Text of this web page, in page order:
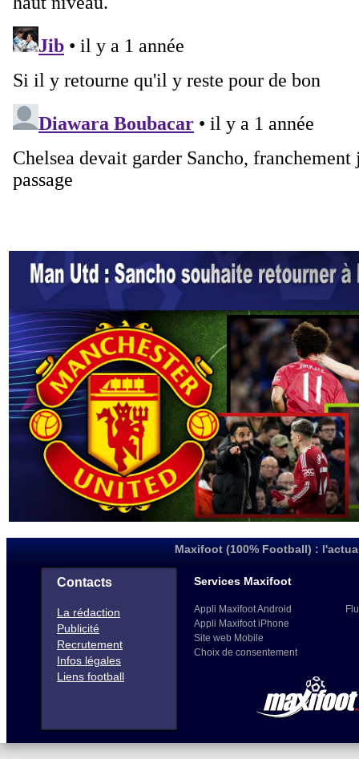
Maxifoot (100% Football) :
Contacts
La rédaction
Publicité
Recrutement
Infos légales
Liens football
Services Maxifoot
Appli Maxifoot Android
Appli Maxifoot iPhone
Site web Mobile
Choix de consentement